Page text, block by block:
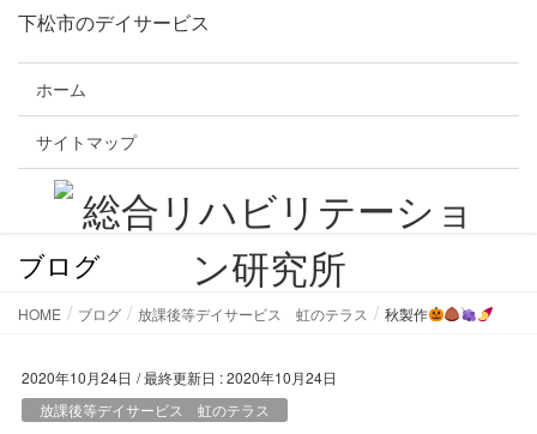
下松市のデイサービス
ホーム
サイトマップ
ブログ
HOME ブログ 放課後等デイサービス 虹のテラス 秋製作
2020年10月24日 / 最終更新日 :2020年10月24日
放課後等デイサービス 虹のテラス